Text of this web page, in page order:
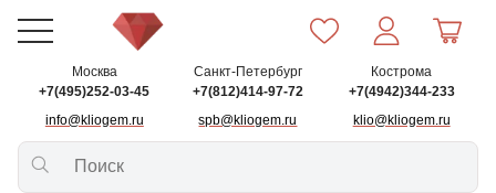
Москва
+7(495)252-03-45
info@kliogem.ru
Санкт-Петербург
+7(812)414-97-72
spb@kliogem.ru
Кострома
+7(4942)344-233
klio@kliogem.ru